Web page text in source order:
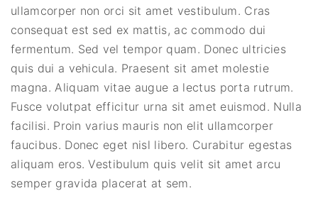
ullamcorper non orci sit amet vestibulum. Cras
consequat est sed ex mattis, ac commodo dui
fermentum. Sed vel tempor quam. Donec ultricies
quis dui a vehicula. Praesent sit amet molestie
magna. Aliquam vitae augue a lectus porta rutrum.
Fusce volutpat efficitur urna sit amet euismod. Nulla
facilisi. Proin varius mauris non elit ullamcorper
faucibus. Donec eget nisl libero. Curabitur egestas
aliquam eros. Vestibulum quis velit sit amet arcu
semper gravida placerat at sem.